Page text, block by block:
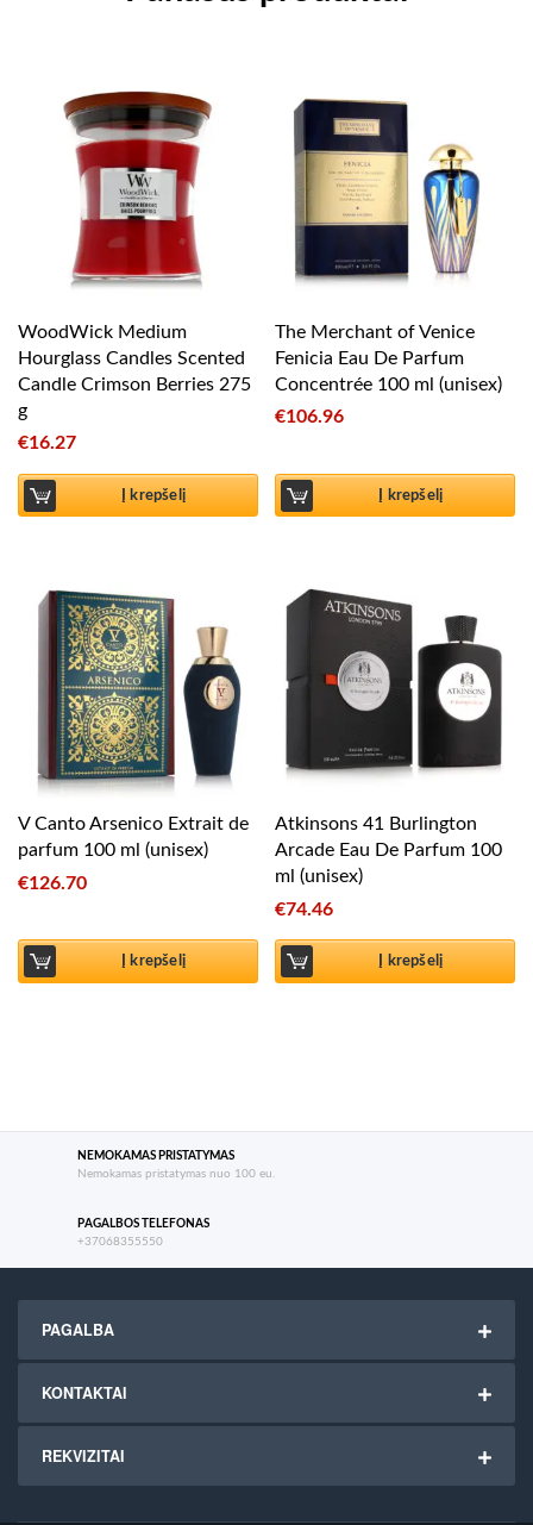
WoodWick Medium
Hourglass Candles Scented
Candle Crimson Berries 275
g
€16.27
Į krepšelį
The Merchant of Venice
Fenicia Eau De Parfum
Concentrée 100 ml (unisex)
€106.96
Į krepšelį
V Canto Arsenico Extrait de
parfum 100 ml (unisex)
€126.70
Į krepšelį
Atkinsons 41 Burlington
Arcade Eau De Parfum 100
ml (unisex)
€74.46
Į krepšelį
NEMOKAMAS PRISTATYMAS
Nemokamas pristatymas nuo 100 eu.
PAGALBOS TELEFONAS
+37068355550
PAGALBA
KONTAKTAI
REKVIZITAI